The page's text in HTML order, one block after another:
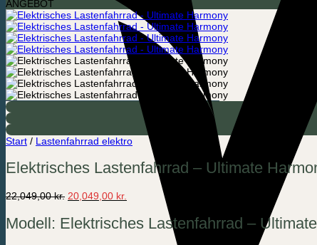
ANGEBOT
Start / Lastenfahrrad elektro
Elektrisches Lastenfahrrad – Ultimate
22,049,00kr. Ursprünglicher
war:
22,049,00 kr.
20,049,00 kr. Aktueller
ist:
20,049,00 kr..
Modell: Elektrisches Lastenfahrrad –